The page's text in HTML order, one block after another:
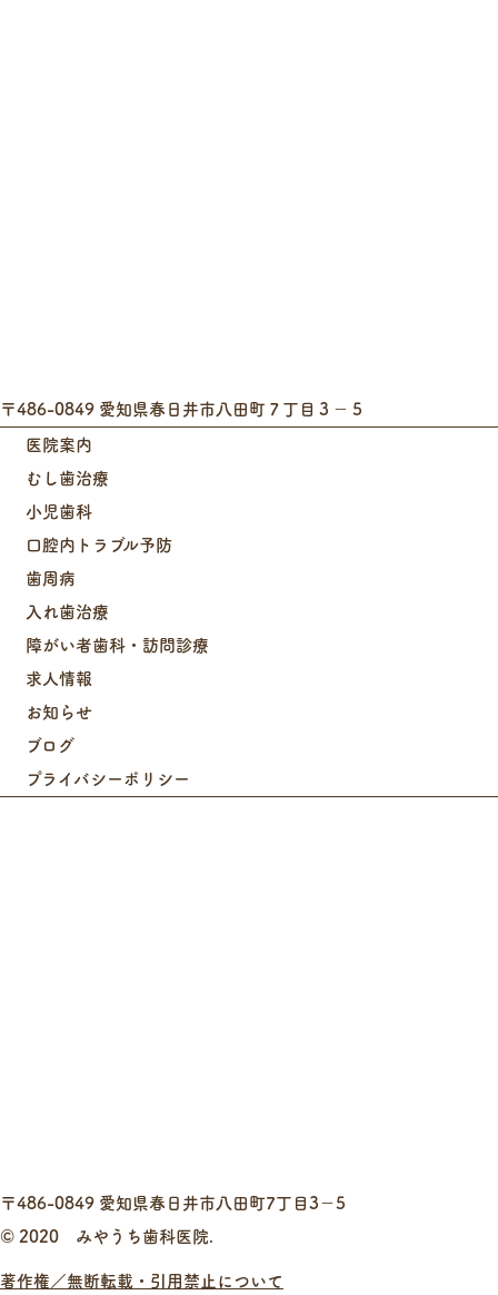
〒486-0849 愛知県春日井市八田町７丁目３−５
医院案内
むし歯治療
小児歯科
口腔内トラブル予防
歯周病
入れ歯治療
障がい者歯科・訪問診療
求人情報
お知らせ
ブログ
プライバシーポリシー
〒486-0849 愛知県春日井市八田町7丁目3−5
© 2020 みやうち歯科医院.
著作権／無断転載・引用禁止について